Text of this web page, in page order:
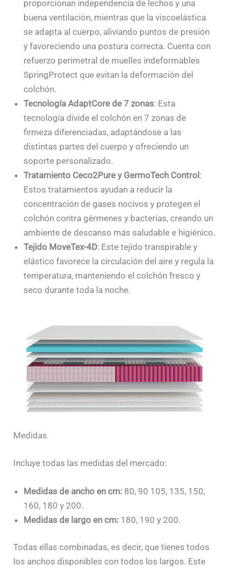
proporcionan independencia de lechos y una
buena ventilación, mientras que la viscoelástica
se adapta al cuerpo, aliviando puntos de presión
y favoreciendo una postura correcta. Cuenta con
refuerzo perimetral de muelles indeformables
SpringProtect que evitan la deformación del
colchón.
Tecnología AdaptCore de 7 zonas: Esta
tecnología divide el colchón en 7 zonas de
firmeza diferenciadas, adaptándose a las
distintas partes del cuerpo y ofreciendo un
soporte personalizado.
Tratamiento Ceco2Pure y GermoTech Control :
Estos tratamientos ayudan a reducir la
concentración de gases nocivos y protegen el
colchón contra gérmenes y bacterias, creando un
ambiente de descanso más saludable e higiénico.
Tejido MoveTex-4D: Este tejido transpirable y
elástico favorece la circulación del aire y regula la
temperatura, manteniendo el colchón fresco y
seco durante toda la noche.
Medidas
Incluye todas las medidas del mercado:
Medidas de ancho en cm: 80, 90 105, 135, 150,
160, 180 y 200.
Medidas de largo en cm: 180, 190 y 200.
Todas ellas combinadas, es decir, que tienes todos
los anchos disponibles con todos los largos. Este